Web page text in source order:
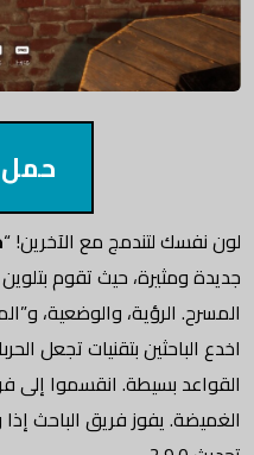
حمل
لون نفسك لتندمج مع الآخرين! “
جديدة ومثيرة، حيث تقوم
المسرح. الرؤية، والوضعية،
اخدع الباحثين بتقنيات تجعل
القواعد بسيطة. انقسموا إلى
الغميضة. يفوز فريق الباحث